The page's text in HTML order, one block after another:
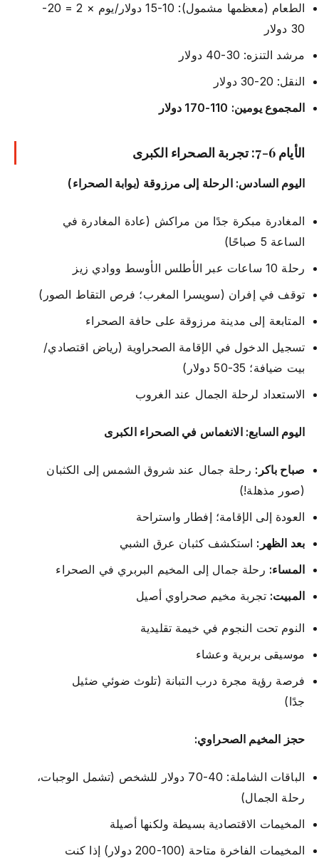
الطعام (معظمها مشمول): 10-15 دولار/يوم × 2 = 20-
30 دولار
مرشد التنزه: 30-40 دولار
النقل: 20-30 دولار
المجموع يومين: 110-170 دولار
الأيام 6-7: تجربة الصحراء الكبرى
اليوم السادس: الرحلة إلى مرزوقة (بوابة الصحراء)
المغادرة مبكرة جدًا من مراكش (عادة المغادرة في
الساعة 5 صباحًا)
رحلة 10 ساعات عبر الأطلس الأوسط ووادي زيز
توقف في إفران (سويسرا المغرب؛ فرص التقاط الصور)
المتابعة إلى مدينة مرزوقة على حافة الصحراء
تسجيل الدخول في الإقامة الصحراوية (رياض اقتصادي/
بيت ضيافة؛ 35-50 دولار)
الاستعداد لرحلة الجمال عند الغروب
اليوم السابع: الانغماس في الصحراء الكبرى
صباح باكر: رحلة جمال عند شروق الشمس إلى الكثبان
(صور مذهلة!)
العودة إلى الإقامة؛ إفطار واستراحة
بعد الظهر: استكشف كثبان عرق الشبي
المساء: رحلة جمال إلى المخيم البربري في الصحراء
المبيت: تجربة مخيم صحراوي أصيل
النوم تحت النجوم في خيمة تقليدية
موسيقى بربرية وعشاء
فرصة رؤية مجرة درب التبانة (تلوث ضوئي ضئيل
جدًا)
حجز المخيم الصحراوي:
الباقات الشاملة: 40-70 دولار للشخص (تشمل الوجبات،
رحلة الجمال)
المخيمات الاقتصادية بسيطة ولكنها أصيلة
المخيمات الفاخرة متاحة (100-200 دولار) إذا كنت